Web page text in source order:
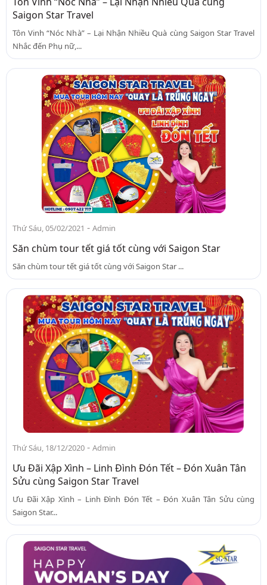
Saigon Star Travel
Tôn Vinh “Nóc Nhà” – Lại Nhận Nhiều Quà cùng Saigon Star Travel
Nhắc đến Phụ nữ,...
Thứ Sáu, 05/02/2021 - Admin
Săn chùm tour tết giá tốt cùng với Saigon Star
Săn chùm tour tết giá tốt cùng với Saigon Star ...
Thứ Sáu, 18/12/2020 - Admin
Ưu Đãi Xập Xình – Linh Đình Đón Tết – Đón Xuân Tân
Sửu cùng Saigon Star Travel
Ưu Đãi Xập Xình – Linh Đình Đón Tết – Đón Xuân Tân Sửu cùng
Saigon Star...